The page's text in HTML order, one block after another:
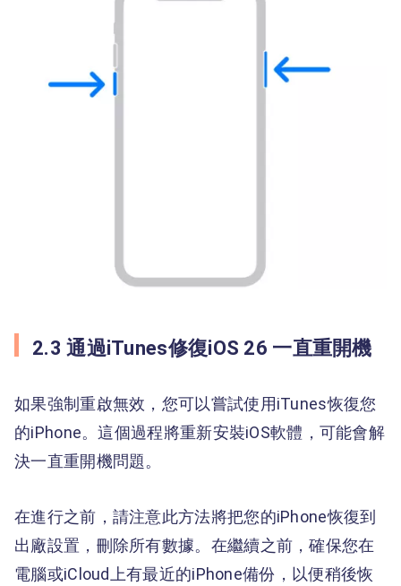
2.3 通過iTunes修復iOS 26 一直重開機
如果強制重啟無效，您可以嘗試使用iTunes恢復您
的iPhone。這個過程將重新安裝iOS軟體，可能會解
決一直重開機問題。
在進行之前，請注意此方法將把您的iPhone恢復到
出廠設置，刪除所有數據。在繼續之前，確保您在
電腦或iCloud上有最近的iPhone備份，以便稍後恢